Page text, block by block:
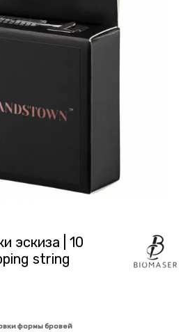
эскиза | 10
string
формы бровей